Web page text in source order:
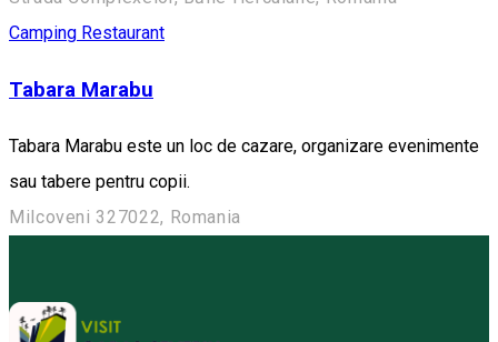
Camping Restaurant
Tabara Marabu
Tabara Marabu este un loc de cazare, organizare evenimente
sau tabere pentru copii.
Milcoveni 327022, Romania